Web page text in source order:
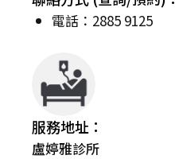
電話：2885 9125
服務地址：
盧婷雅診所